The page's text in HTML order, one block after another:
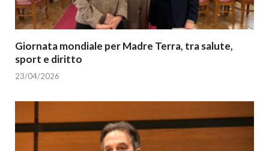
Giornata mondiale per Madre Terra, tra salute,
sport e diritto
23/04/2026